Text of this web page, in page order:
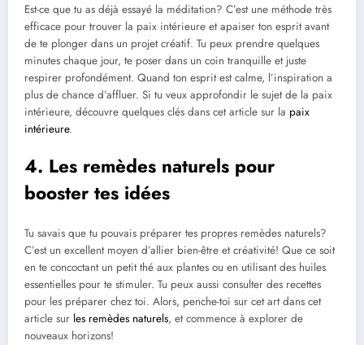
Est-ce que tu as déjà essayé la méditation? C’est une méthode très
efficace pour trouver la paix intérieure et apaiser ton esprit avant
de te plonger dans un projet créatif. Tu peux prendre quelques
minutes chaque jour, te poser dans un coin tranquille et juste
respirer profondément. Quand ton esprit est calme, l’inspiration a
plus de chance d’affluer. Si tu veux approfondir le sujet de la paix
intérieure, découvre quelques clés dans cet article sur la paix
intérieure.
4. Les remèdes naturels pour
booster tes idées
Tu savais que tu pouvais préparer tes propres remèdes naturels?
C’est un excellent moyen d’allier bien-être et créativité! Que ce soit
en te concoctant un petit thé aux plantes ou en utilisant des huiles
essentielles pour te stimuler. Tu peux aussi consulter des recettes
pour les préparer chez toi. Alors, penche-toi sur cet art dans cet
article sur les remèdes naturels, et commence à explorer de
nouveaux horizons!